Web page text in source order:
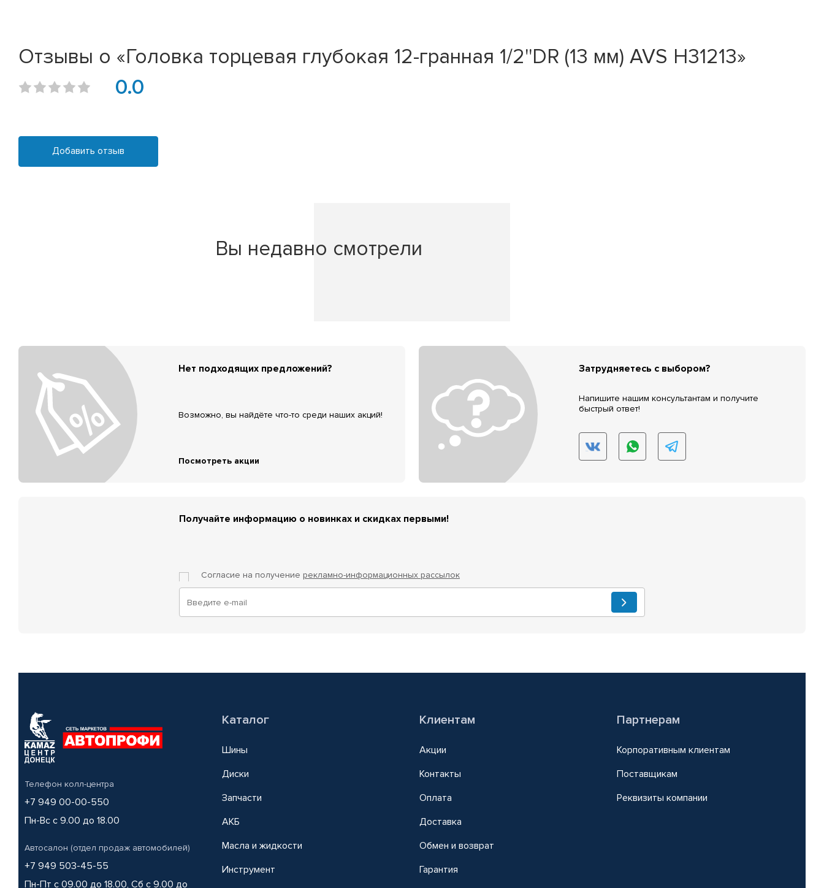
Отзывы о «Головка торцевая глубокая 12-гранная 1/2''DR (13 мм) AVS H31213»
0.0
Добавить отзыв
Вы недавно смотрели
Нет подходящих предложений?
Возможно, вы найдёте что-то среди наших акций!
Посмотреть акции
Затрудняетесь с выбором?
Напишите нашим консультантам и получите
быстрый ответ!
Получайте информацию о новинках и скидках первыми!
Согласие на получение рекламно-информационных рассылок
Телефон колл-центра
+7 949 00-00-550
Пн-Вс с 9.00 до 18.00
Автосалон (отдел продаж автомобилей)
+7 949 503-45-55
Пн-Пт с 09.00 до 18.00, Сб с 9.00 до
Каталог
Шины
Диски
Запчасти
АКБ
Масла и жидкости
Инструмент
Клиентам
Акции
Контакты
Оплата
Доставка
Обмен и возврат
Гарантия
Партнерам
Корпоративным клиентам
Поставщикам
Реквизиты компании